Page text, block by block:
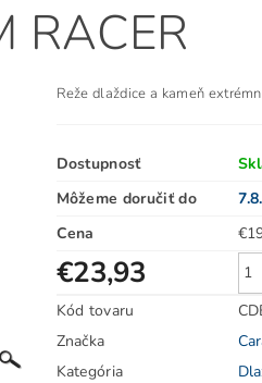
RACER
Reže dlaždice a kameň
Dostupnosť
Môžeme doručiť do
Cena
€23,93
Kód tovaru
Značka
Kategória